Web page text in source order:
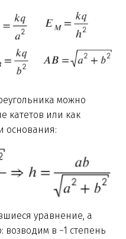
можно
катетов или как
основания:
уравнение, а
в −1 степень